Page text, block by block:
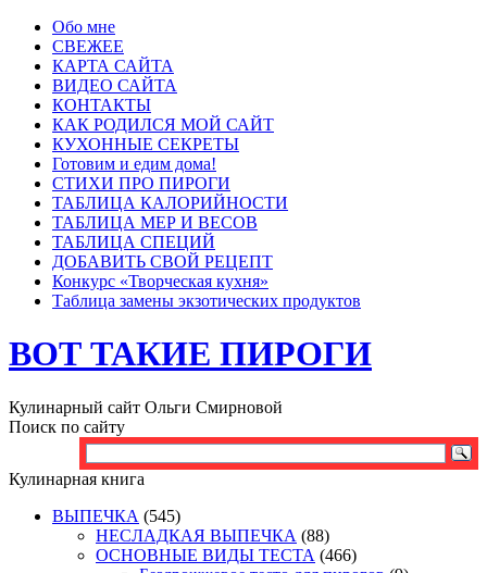
Обо мне
СВЕЖЕЕ
КАРТА САЙТА
ВИДЕО САЙТА
КОНТАКТЫ
КАК РОДИЛСЯ МОЙ САЙТ
КУХОННЫЕ СЕКРЕТЫ
Готовим и едим дома!
СТИХИ ПРО ПИРОГИ
ТАБЛИЦА КАЛОРИЙНОСТИ
ТАБЛИЦА МЕР И ВЕСОВ
ТАБЛИЦА СПЕЦИЙ
ДОБАВИТЬ СВОЙ РЕЦЕПТ
Конкурс «Творческая кухня»
Таблица замены экзотических продуктов
ВОТ ТАКИЕ ПИРОГИ
Кулинарный сайт Ольги Смирновой
Поиск по сайту
Кулинарная книга
ВЫПЕЧКА (545)
НЕСЛАДКАЯ ВЫПЕЧКА (88)
ОСНОВНЫЕ ВИДЫ ТЕСТА (466)